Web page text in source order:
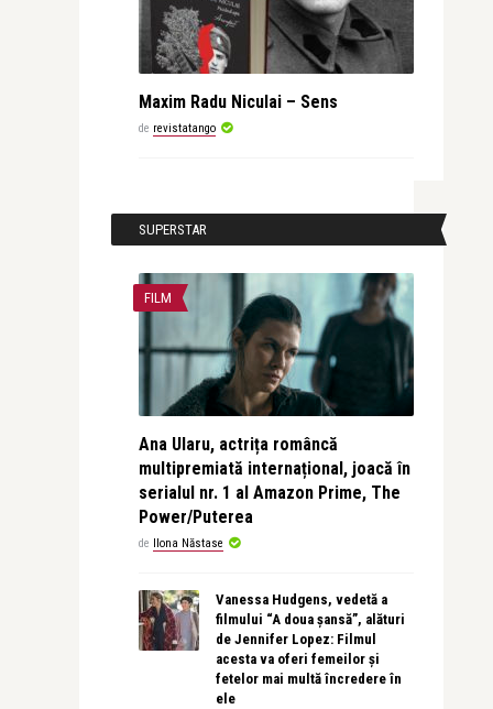
Maxim Radu Niculai – Sens
de revistatango
SUPERSTAR
FILM
Ana Ularu, actrița româncă
multipremiată internațional, joacă în
serialul nr. 1 al Amazon Prime, The
Power/Puterea
de Ilona Năstase
Vanessa Hudgens, vedetă a
filmului “A doua șansă”, alături
de Jennifer Lopez: Filmul
acesta va oferi femeilor și
fetelor mai multă încredere în
ele